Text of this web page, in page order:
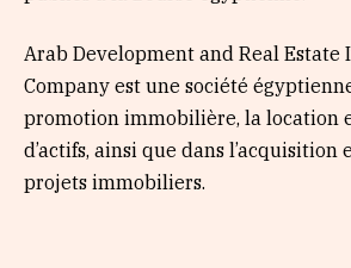
Arab Development and Real Estate
Company est une société
promotion immobilière, la location
d’actifs, ainsi que dans l’acquisition
projets immobiliers.